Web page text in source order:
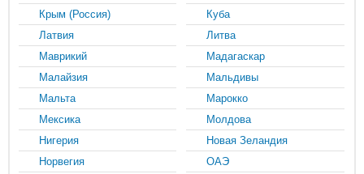
Крым (Россия)
Куба
Латвия
Литва
Маврикий
Мадагаскар
Малайзия
Мальдивы
Мальта
Марокко
Мексика
Молдова
Нигерия
Новая Зеландия
Норвегия
ОАЭ